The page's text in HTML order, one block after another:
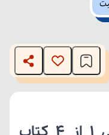
The media could not
or network failed or